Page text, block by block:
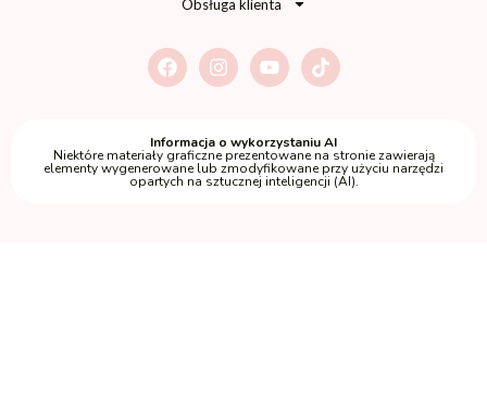
Obsługa klienta
Informacja o wykorzystaniu AI
Niektóre materiały graficzne prezentowane na stronie zawierają
elementy wygenerowane lub zmodyfikowane przy użyciu narzędzi
opartych na sztucznej inteligencji (AI).